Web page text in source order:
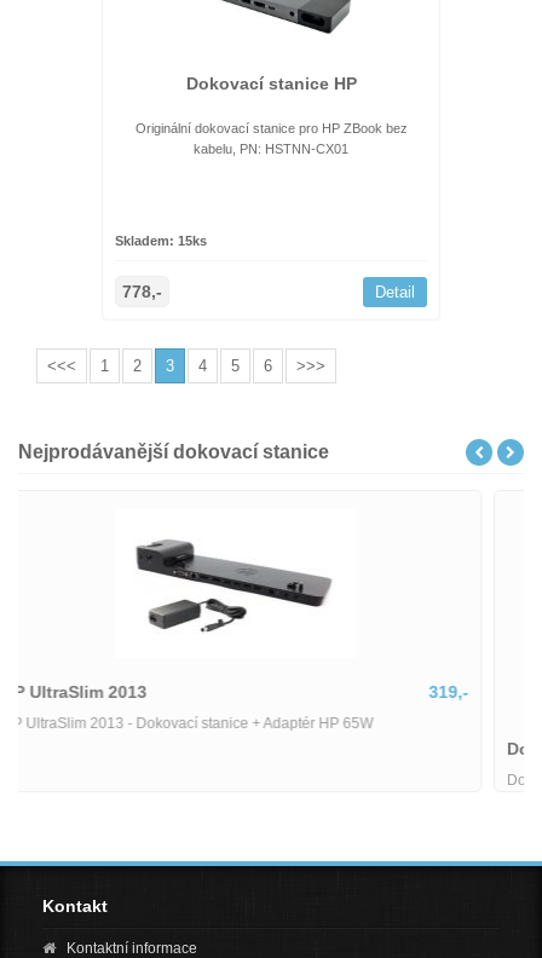
Dokovací stanice HP
Originální dokovací stanice pro HP ZBook bez
kabelu, PN: HSTNN-CX01
Skladem: 15ks
778,- Detail
<<< 1 2 3 4 5 6 >>>
Nejprodávanější dokovací stanice
2594,-
Kontakt
Kontaktní informace